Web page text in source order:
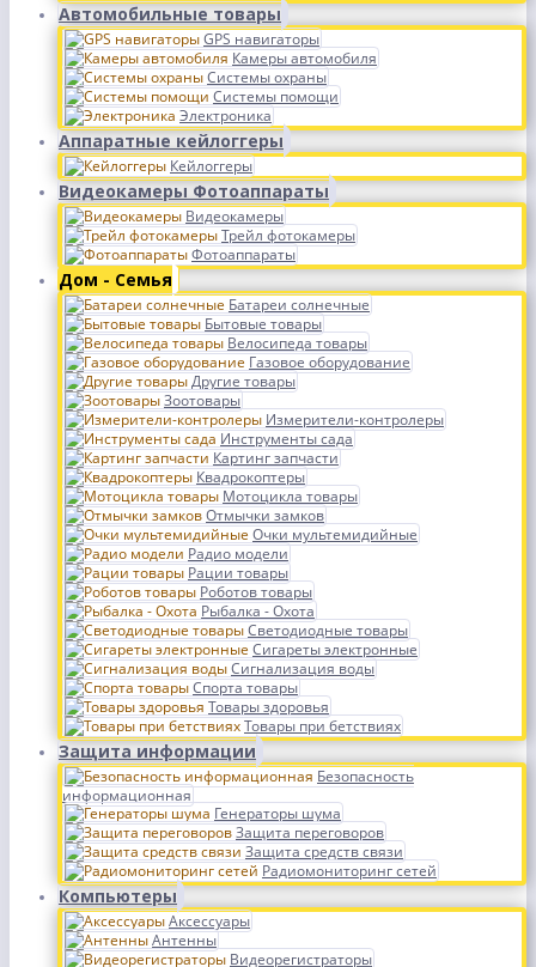
Автомобильные товары
GPS навигаторы
Камеры автомобиля
Системы охраны
Системы помощи
Электроника
Аппаратные кейлоггеры
Кейлоггеры
Видеокамеры Фотоаппараты
Видеокамеры
Трейл фотокамеры
Фотоаппараты
Дом - Семья
Батареи солнечные
Бытовые товары
Велосипеда товары
Газовое оборудование
Другие товары
Зоотовары
Измерители-контролеры
Инструменты сада
Картинг запчасти
Квадрокоптеры
Мотоцикла товары
Отмычки замков
Очки мультемидийные
Радио модели
Рации товары
Роботов товары
Рыбалка - Охота
Светодиодные товары
Сигареты электронные
Сигнализация воды
Спорта товары
Товары здоровья
Товары при бетствиях
Защита информации
Безопасность
информационная
Генераторы шума
Защита переговоров
Защита средств связи
Радиомониторинг сетей
Компьютеры
Аксессуары
Антенны
Видеорегистраторы